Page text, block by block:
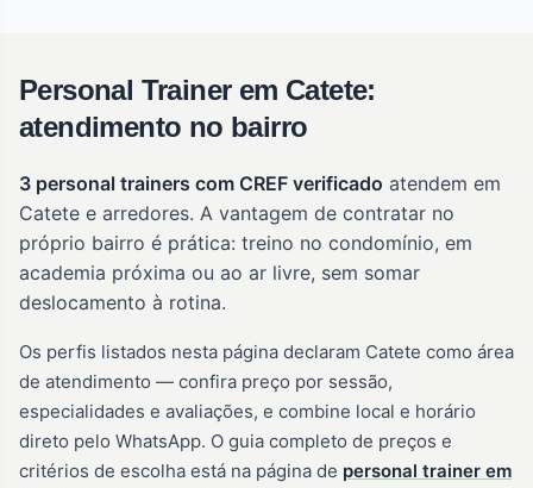
Personal Trainer em Catete:
atendimento no bairro
3 personal trainers com CREF verificado atendem em
Catete e arredores. A vantagem de contratar no
próprio bairro é prática: treino no condomínio, em
academia próxima ou ao ar livre, sem somar
deslocamento à rotina.
Os perfis listados nesta página declaram Catete como área
de atendimento — confira preço por sessão,
especialidades e avaliações, e combine local e horário
direto pelo WhatsApp. O guia completo de preços e
critérios de escolha está na página de personal trainer em